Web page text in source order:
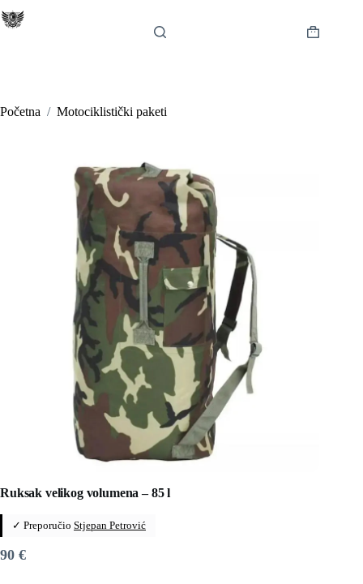
na
Košarica
Početna / Motociklistički paketi
Ruksak velikog volumena – 85 l
✓ Preporučio Stjepan Petrović
90 €